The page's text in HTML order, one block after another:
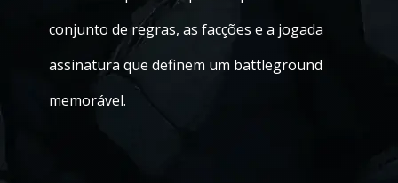
conjunto de regras, as facções e a jogada
assinatura que definem um battleground
memorável.